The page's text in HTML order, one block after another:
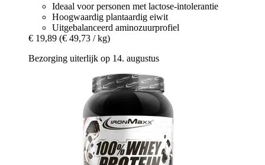
Ideaal voor personen met lactose-intolerantie
Hoogwaardig plantaardig eiwit
Uitgebalanceerd aminozuurprofiel
€ 19,89 (€ 49,73 / kg)
Bezorging uiterlijk op 14. augustus